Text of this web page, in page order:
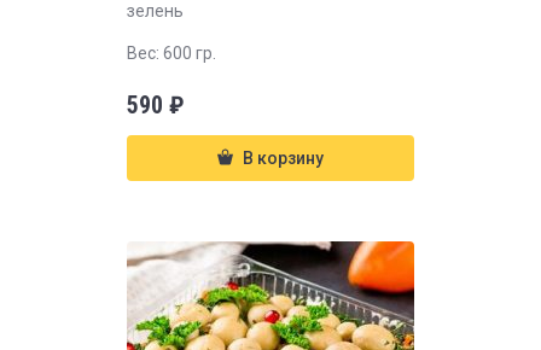
зелень
Вес: 600 гр.
590 ₽
В корзину